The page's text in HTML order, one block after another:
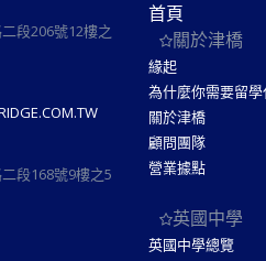
段206號12樓之
段168號9樓之5
首頁
關於津橋
緣起
為什麼你需要留學
關於津橋
顧問團隊
營業據點
英國中學
英國中學總覽